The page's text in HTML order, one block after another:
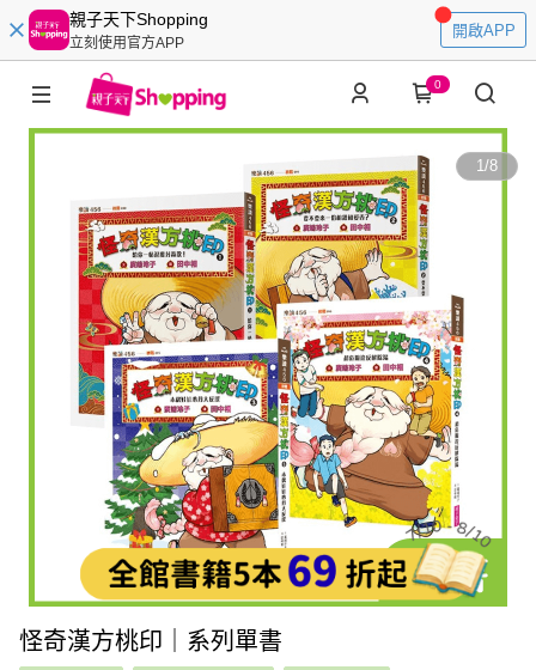
親子天下Shopping
立刻使用官方APP
開啟APP
0
1/8
怪奇漢方桃印｜系列單書